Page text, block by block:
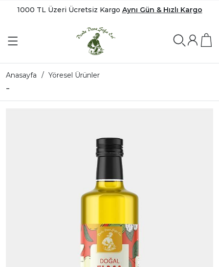
1000 TL Üzeri Ücretsiz Kargo Aynı Gün & Hızlı Kargo
Anasayfa Yöresel Ürünler
-